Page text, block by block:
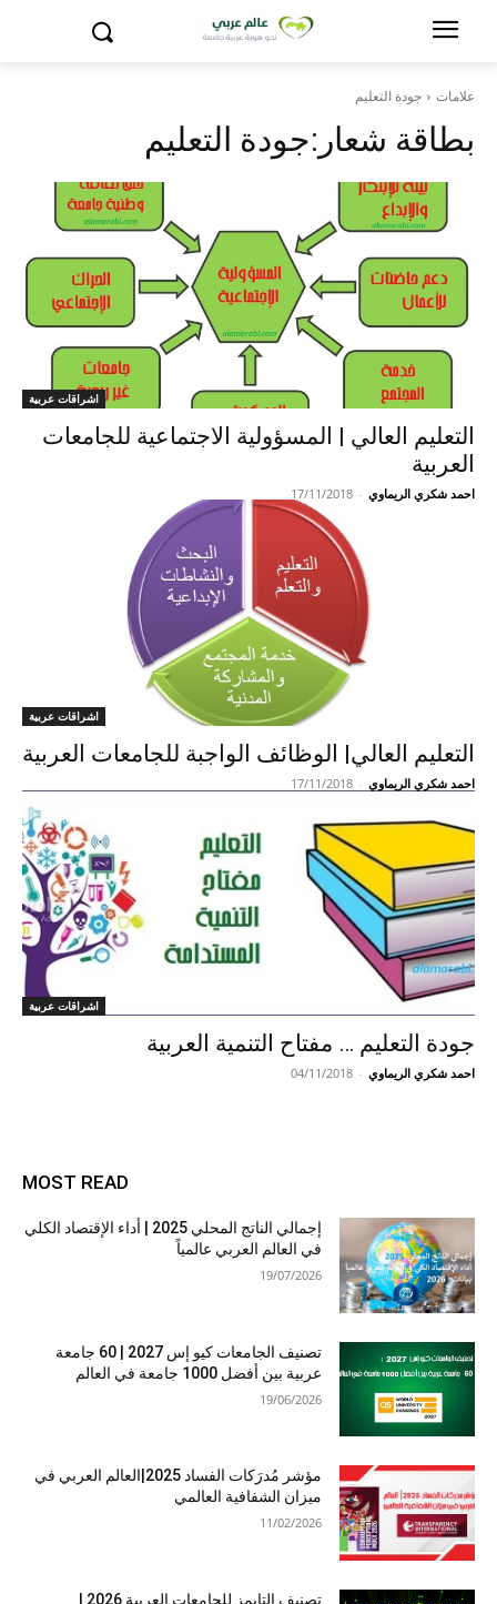
علامات جودة التعليم
بطاقة شعار:جودة التعليم
اشراقات عربية
التعليم العالي | المسؤولية الاجتماعية للجامعات
العربية
احمد شكري الريماوي -
17/11/2018
اشراقات عربية
التعليم العالي| الوظائف الواجبة للجامعات العربية
احمد شكري الريماوي -
17/11/2018
اشراقات عربية
جودة التعليم … مفتاح التنمية العربية
احمد شكري الريماوي -
04/11/2018
MOST READ
إجمالي الناتج المحلي 2025 | أداء الإقتصاد الكلي
في العالم العربي عالمياً
19/07/2026
تصنيف الجامعات كيو إس 2027 | 60 جامعة
عربية بين أفضل 1000 جامعة في العالم
19/06/2026
مؤشر مُدرَكات الفساد 2025|العالم العربي في
ميزان الشفافية العالمي
11/02/2026